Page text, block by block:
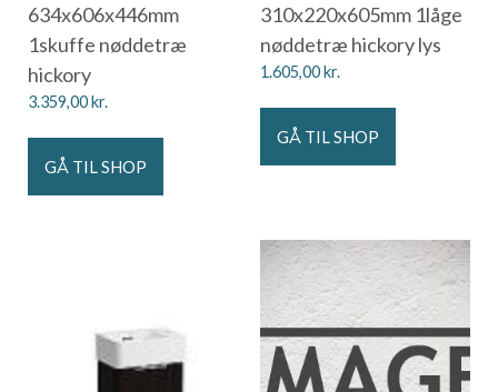
634x606x446mm
1skuffe nøddetræ
hickory
3.359,00kr.
GÅ TIL SHOP
310x220x605mm 1låge
nøddetræ hickory lys
1.605,00kr.
GÅ TIL SHOP